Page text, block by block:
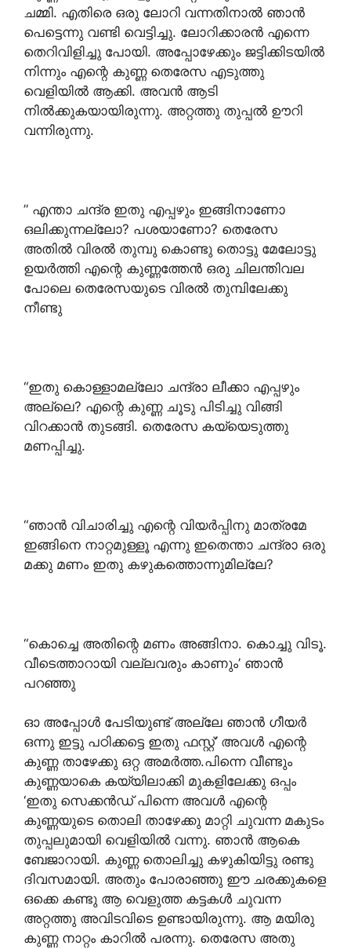
ചമ്മി. എതിരെ ഒരു ലോറി വന്നതിനാൽ ഞാൻ
പെട്ടെന്നു വണ്ടി വെട്ടിച്ചു. ലോറിക്കാരൻ എന്നെ
തെറിവിളിച്ചു പോയി. അപ്പോഴേക്കും ജട്ടിക്കിടയിൽ
നിന്നും എന്റെ കുണ്ണ തെരേസ എടുത്തു
വെളിയിൽ ആക്കി. അവൻ ആടി
നിൽക്കുകയായിരുന്നു. അറ്റത്തു തുപ്പൽ ഊറി
വന്നിരുന്നു.
” എന്താ ചന്ദ്ര ഇതു എപ്പഴും ഇങ്ങിനാണോ
ഒലിക്കുന്നല്ലോ? പശയാണോ? തെരേസ
അതിൽ വിരൽ തുമ്പു കൊണ്ടു തൊട്ടു മേലോട്ടു
ഉയർത്തി എന്റെ കുണ്ണത്തേൻ ഒരു ചിലന്തിവല
പോലെ തെരേസയുടെ വിരൽ തുമ്പിലേക്കു
നീണ്ടു
“ഇതു കൊള്ളാമല്ലോ ചന്ദ്രാ ലീക്കാ എപ്പഴും
അല്ലെ? എന്റെ കുണ്ണ ചൂടു പിടിച്ചു വിങ്ങി
വിറക്കാൻ തുടങ്ങി. തെരേസ കയ്യെടുത്തു
മണപ്പിച്ചു.
“ഞാൻ വിചാരിച്ചു എന്റെ വിയർപ്പിനു മാത്രമേ
ഇങ്ങിനെ നാറ്റമുള്ളൂ എന്നു ഇതെന്താ ചന്ദ്രാ ഒരു
മക്കു മണം ഇതു കഴുകത്തൊന്നുമില്ലേ?
“കൊച്ചെ അതിന്റെ മണം അങ്ങിനാ. കൊച്ചു വിടൂ.
വീടെത്താറായി വല്ലവരും കാണും’ ഞാൻ
പറഞ്ഞു
ഓ അപ്പോൾ പേടിയുണ്ട് അല്ലേ ഞാൻ ഗീയർ
ഒന്നു ഇട്ടു പഠിക്കട്ടെ ഇതു ഫസ്റ്റ്’ അവൾ എന്റെ
കുണ്ണ താഴേക്കു ഒറ്റ അമർത്ത.പിന്നെ വീണ്ടും
കുണ്ണയാകെ കയ്യിലാക്കി മുകളിലേക്കു ഒപ്പം
‘ഇതു സെക്കൻഡ് പിന്നെ അവൾ എന്റെ
കുണ്ണയുടെ തൊലി താഴേക്കു മാറ്റി ചുവന്ന മകുടം
തുപ്പലുമായി വെളിയിൽ വന്നു. ഞാൻ ആകെ
ബേജാറായി. കുണ്ണ തൊലിച്ചു കഴുകിയിട്ടു രണ്ടു
ദിവസമായി. അതും പോരാഞ്ഞു ഈ ചരക്കുകളെ
ഒക്കെ കണ്ടു ആ വെളുത്ത കട്ടകൾ ചുവന്ന
അറ്റത്തു അവിടവിടെ ഉണ്ടായിരുന്നു. ആ മയിരു
കുണ്ണ നാറ്റം കാറിൽ പരന്നു. തെരേസ അതു